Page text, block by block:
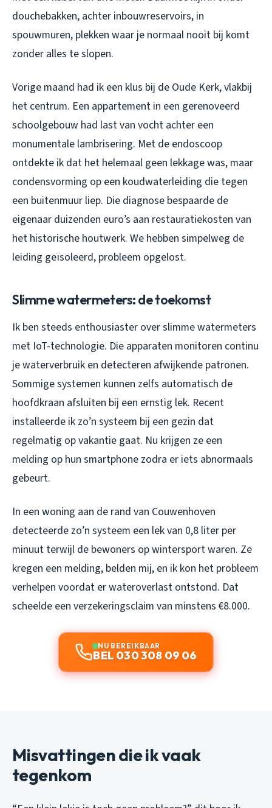
douchebakken, achter inbouwreservoirs, in
spouwmuren, plekken waar je normaal nooit bij komt
zonder alles te slopen.
Vorige maand had ik een klus bij de Oude Kerk, vlakbij
het centrum. Een appartement in een gerenoveerd
schoolgebouw had last van vocht achter een
monumentale lambrisering. Met de endoscoop
ontdekte ik dat het helemaal geen lekkage was, maar
condensvorming op een koudwaterleiding die tegen
een buitenmuur liep. Die diagnose bespaarde de
eigenaar duizenden euro’s aan restauratiekosten van
het historische houtwerk. We hebben simpelweg de
leiding geïsoleerd, probleem opgelost.
Slimme watermeters: de toekomst
Ik ben steeds enthousiaster over slimme watermeters
met IoT-technologie. Die apparaten monitoren continu
je waterverbruik en detecteren afwijkende patronen.
Sommige systemen kunnen zelfs automatisch de
hoofdkraan afsluiten bij een ernstig lek. Recent
installeerde ik zo’n systeem bij een gezin dat
regelmatig op vakantie gaat. Nu krijgen ze een
melding op hun smartphone zodra er iets abnormaals
gebeurt.
In een woning aan de rand van Couwenhoven
detecteerde zo’n systeem een lek van 0,8 liter per
minuut terwijl de bewoners op wintersport waren. Ze
kregen een melding, belden mij, en ik kon het probleem
verhelpen voordat er wateroverlast ontstond. Dat
scheelde een verzekeringsclaim van minstens €8.000.
NU BEREIKBAAR
BEL 030 308 09 06
Misvattingen die ik vaak
tegenkom